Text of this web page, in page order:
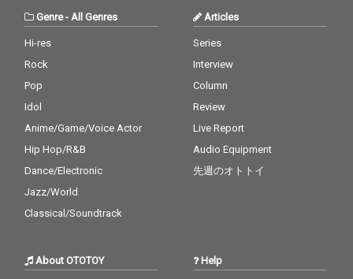
で無邪気に放つ、平成
生まれの純生ロックバ
ンド・Luv-Enders（ラ
意！
Genre- All Genres
Hi-res
Rock
Pop
Idol
Anime/Game/Voice Actor
Hip Hop/R&B
Dance/Electronic
Jazz/World
Classical/Soundtrack
Articles
Series
Interview
Column
Review
Live Report
Audio Equipment
先週のオトトイ
About OTOTOY Help